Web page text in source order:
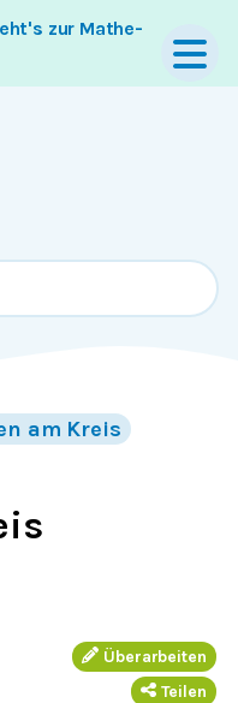
zur Mathe-
am Kreis
Überarbeiten
Teilen